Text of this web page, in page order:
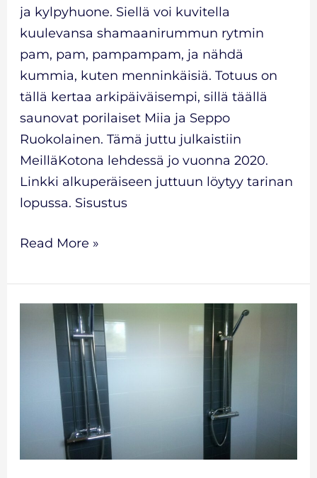
ja kylpyhuone. Siellä voi kuvitella
kuulevansa shamaanirummun rytmin
pam, pam, pampampam, ja nähdä
kummia, kuten menninkäisiä. Totuus on
tällä kertaa arkipäiväisempi, sillä täällä
saunovat porilaiset Miia ja Seppo
Ruokolainen. Tämä juttu julkaistiin
MeilläKotona lehdessä jo vuonna 2020.
Linkki alkuperäiseen juttuun löytyy tarinan
lopussa. Sisustus
Read More »
Kylpyhuoneremontti-